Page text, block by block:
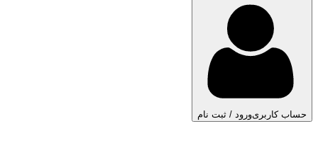
حساب کاربریورود / ثبت نام